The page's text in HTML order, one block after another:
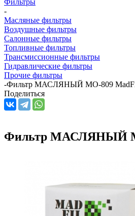
-
Масляные фильтры
Воздушные фильтры
Салонные фильтры
Топливные фильтры
Трансмиссионные фильтры
Гидравлические фильтры
Прочие фильтры
-Фильтр МАСЛЯНЫЙ MO-809
Поделиться
Фильтр МАСЛЯНЫЙ